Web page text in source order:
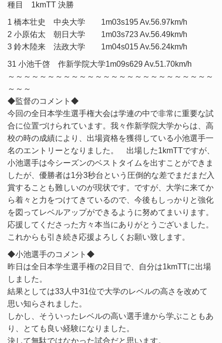
種目 1kmTT 決勝
1 橋本壮史 中央大学 1m03s195 Av.56.97km/h
2 小原佑太 朝日大学 1m03s723 Av.56.49km/h
3 鈴木陸来 法政大学 1m04s015 Av.56.24km/h
31 小池千啓 作新学院大学1m09s629 Av.51.70km/h
～～～～～～～～～～～～～～～～～～～～～～～～～～
～～～
◆監督のコメント◆
今回の全日本学生選手権大会は学連の中で非常に重要な試
合に位置づけられています。我々作新学院大学からは、高
校の時の成績により、出場資格を獲得している小池選手一
名のエントリーとなりました。 出場した1kmTTですが、
小池選手は今シーズンのベストタイムを出すことができま
したが、優勝者は1分3秒台という圧倒的な差でまだまだ入
賞することも難しいのが現状です。ですが、大学に来てか
ら着々と力をつけてきているので、今後もしっかりと強化
を図ってレベルアップができるように努めてまいります。
応援してくださった方々本当にありがとうございました。
これからも引き続き応援よろしくお願い致します。
◆小池選手のコメント◆
昨日は全日本学生選手権の2日目で、自分は1kmTTに出場
しました。
結果としては33人中31位で大学のレベルの高さを改めて
思い知らされました。
しかし、そういったレベルの高い選手達から学ぶこともあ
り、とても良い経験になりました。
決して無駄ではなかった試合だと思います。